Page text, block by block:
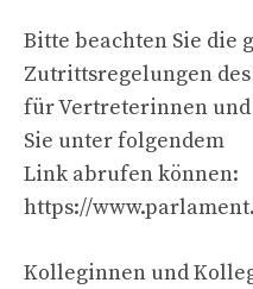
Bitte beachten Sie die
Zutrittsregelungen
für Vertreterinnen
Sie unter folgendem
Link abrufen können:
https://
Kolleginnen und